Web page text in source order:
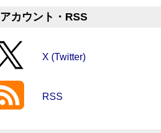
アカウント・RSS
X (Twitter)
RSS